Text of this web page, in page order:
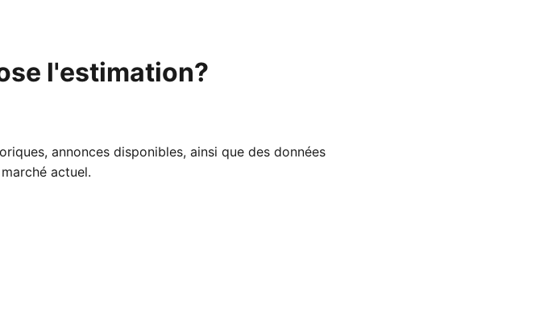
l'estimation?
annonces disponibles, ainsi que des données
actuel.